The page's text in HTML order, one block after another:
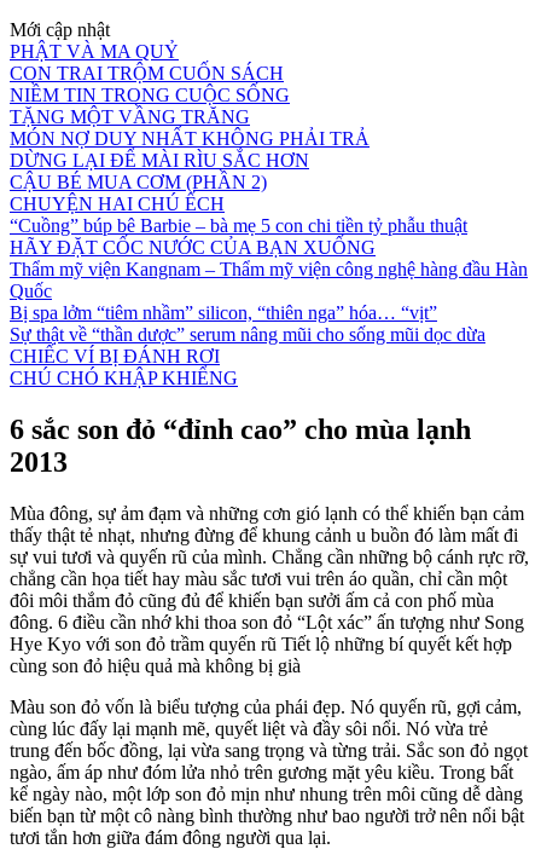
Mới cập nhật
PHẬT VÀ MA QUỶ
CON TRAI TRỘM CUỐN SÁCH
NIỀM TIN TRONG CUỘC SỐNG
TẶNG MỘT VẦNG TRĂNG
MÓN NỢ DUY NHẤT KHÔNG PHẢI TRẢ
DỪNG LẠI ĐỂ MÀI RÌU SẮC HƠN
CẬU BÉ MUA CƠM (PHẦN 2)
CHUYỆN HAI CHÚ ẾCH
“Cuồng” búp bê Barbie – bà mẹ 5 con chi tiền tỷ phẫu thuật
HÃY ĐẶT CỐC NƯỚC CỦA BẠN XUỐNG
Thẩm mỹ viện Kangnam – Thẩm mỹ viện công nghệ hàng đầu Hàn
Quốc
Bị spa lởm “tiêm nhầm” silicon, “thiên nga” hóa… “vịt”
Sự thật về “thần dược” serum nâng mũi cho sống mũi dọc dừa
CHIẾC VÍ BỊ ĐÁNH RƠI
CHÚ CHÓ KHẬP KHIỂNG
6 sắc son đỏ “đỉnh cao” cho mùa lạnh
2013
Mùa đông, sự ảm đạm và những cơn gió lạnh có thể khiến bạn cảm
thấy thật tẻ nhạt, nhưng đừng để khung cảnh u buồn đó làm mất đi
sự vui tươi và quyến rũ của mình. Chẳng cần những bộ cánh rực rỡ,
chẳng cần họa tiết hay màu sắc tươi vui trên áo quần, chỉ cần một
đôi môi thắm đỏ cũng đủ để khiến bạn sưởi ấm cả con phố mùa
đông. 6 điều cần nhớ khi thoa son đỏ “Lột xác” ấn tượng như Song
Hye Kyo với son đỏ trầm quyến rũ Tiết lộ những bí quyết kết hợp
cùng son đỏ hiệu quả mà không bị già
Màu son đỏ vốn là biểu tượng của phái đẹp. Nó quyến rũ, gợi cảm,
cùng lúc đấy lại mạnh mẽ, quyết liệt và đầy sôi nổi. Nó vừa trẻ
trung đến bốc đồng, lại vừa sang trọng và từng trải. Sắc son đỏ ngọt
ngào, ấm áp như đóm lửa nhỏ trên gương mặt yêu kiều. Trong bất
kể ngày nào, một lớp son đỏ mịn như nhung trên môi cũng dễ dàng
biến bạn từ một cô nàng bình thường như bao người trở nên nổi bật
tươi tắn hơn giữa đám đông người qua lại.